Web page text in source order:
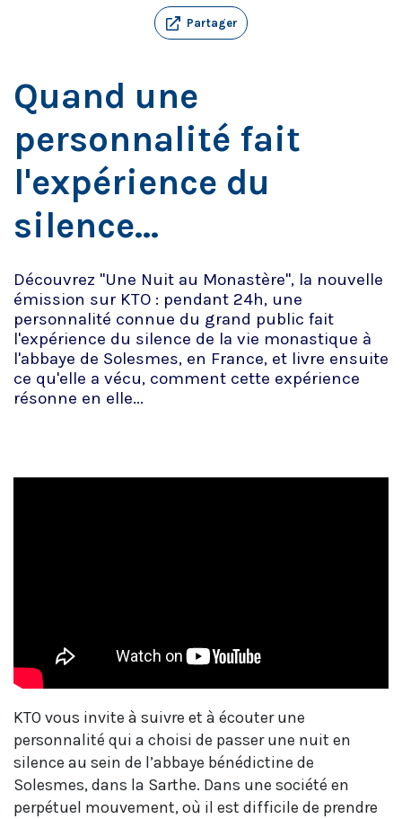
Partager
Quand une
personnalité fait
l'expérience du
silence...
Découvrez "Une Nuit au Monastère", la nouvelle
émission sur KTO : pendant 24h, une
personnalité connue du grand public fait
l'expérience du silence de la vie monastique à
l'abbaye de Solesmes, en France, et livre ensuite
ce qu'elle a vécu, comment cette expérience
résonne en elle...
KTO vous invite à suivre et à écouter une
personnalité qui a choisi de passer une nuit en
silence au sein de l’abbaye bénédictine de
Solesmes, dans la Sarthe. Dans une société en
perpétuel mouvement, où il est difficile de prendre